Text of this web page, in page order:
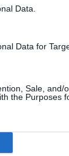
Data.
Data for
Sale, and/
the Purposes
2016 - 21 h